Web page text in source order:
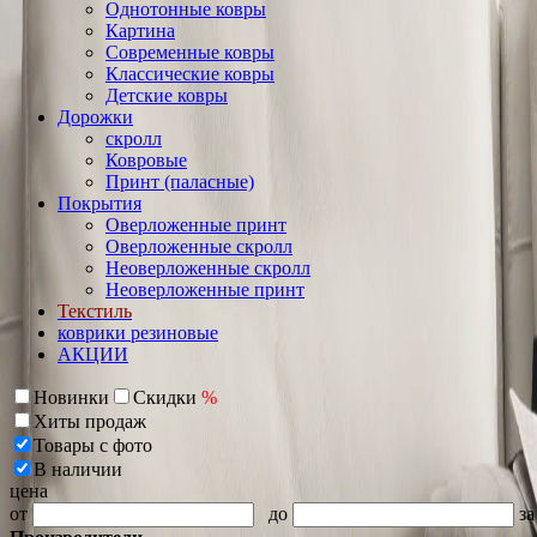
Однотонные ковры
Картина
Современные ковры
Классические ковры
Детские ковры
Дорожки
скролл
Ковровые
Принт (паласные)
Покрытия
Оверложенные принт
Оверложенные скролл
Неоверложенные скролл
Неоверложенные принт
Текстиль
коврики резиновые
АКЦИИ
Новинки Скидки %
Хиты продаж
Товары с фото
В наличии
цена
от
до